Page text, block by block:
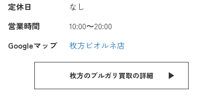
定休日
なし
営業時間
10:00〜20:00
Googleマップ
枚方ビオルネ店
枚方のブルガリ買取の詳細